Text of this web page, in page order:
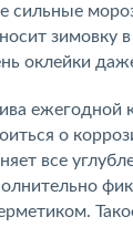
сильные
зимовку
оклейки
ежегодной
о
все